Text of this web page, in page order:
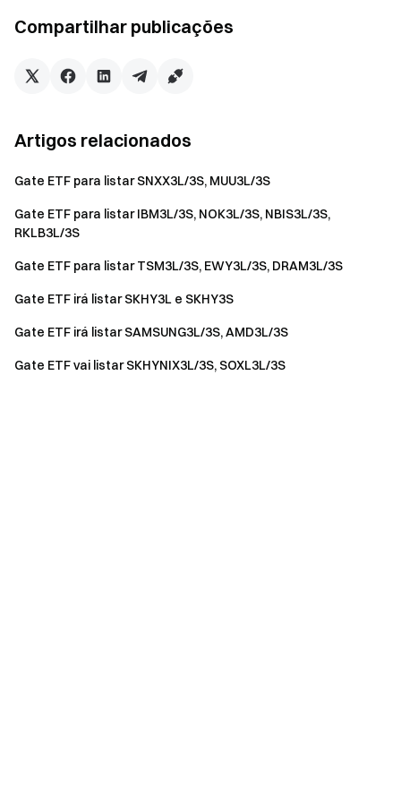
21 de abril de 2026
Seu portal para as criptomoedas
rápida, e fácil
Comece hoje mesmo
Registre-see reivindique até $10000 em recompensas de
Convide um amigoe ganhe 40% de comissão
Visite o site oficial da Gate
Baixe o App | Versão Desktop da Gate
Participe da nossa comunidade no Telegram
tópicos em alta
Compartilhar publicações
Artigos relacionados
Gate ETF para listar SNXX3L/3S, MUU3L/3S
Gate ETF para listar IBM3L/3S, NOK3L/3S, NBIS3L/3S,
RKLB3L/3S
Gate ETF para listar TSM3L/3S, EWY3L/3S, DRAM3L/3S
Gate ETF irá listar SKHY3L e SKHY3S
Gate ETF irá listar SAMSUNG3L/3S, AMD3L/3S
Gate ETF vai listar SKHYNIX3L/3S, SOXL3L/3S